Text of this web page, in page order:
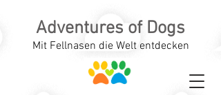
Adventures of Dogs
Mit Fellnasen die Welt entdecken